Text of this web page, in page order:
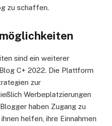
zu schaffen.
sind ein weiterer
C+ 2022. Die Plattform
zur
Werbeplatzierungen
haben Zugang zu
helfen, ihre Einnahmen